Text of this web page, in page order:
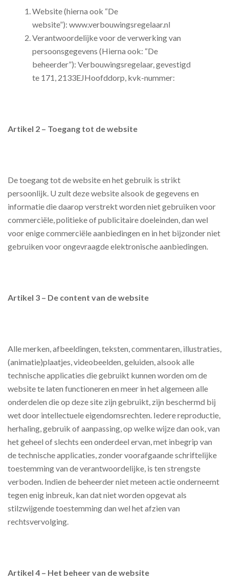
Website (hierna ook “De
website”): www.verbouwingsregelaar.nl
Verantwoordelijke voor de verwerking van
persoonsgegevens (Hierna ook: “De
beheerder”): Verbouwingsregelaar, gevestigd
te 171, 2133EJHoofddorp, kvk-nummer:
Artikel 2 – Toegang tot de website
De toegang tot de website en het gebruik is strikt
persoonlijk. U zult deze website alsook de gegevens en
informatie die daarop verstrekt worden niet gebruiken voor
commerciële, politieke of publicitaire doeleinden, dan wel
voor enige commerciële aanbiedingen en in het bijzonder niet
gebruiken voor ongevraagde elektronische aanbiedingen.
Artikel 3 – De content van de website
Alle merken, afbeeldingen, teksten, commentaren, illustraties,
(animatie)plaatjes, videobeelden, geluiden, alsook alle
technische applicaties die gebruikt kunnen worden om de
website te laten functioneren en meer in het algemeen alle
onderdelen die op deze site zijn gebruikt, zijn beschermd bij
wet door intellectuele eigendomsrechten. Iedere reproductie,
herhaling, gebruik of aanpassing, op welke wijze dan ook, van
het geheel of slechts een onderdeel ervan, met inbegrip van
de technische applicaties, zonder voorafgaande schriftelijke
toestemming van de verantwoordelijke, is ten strengste
verboden. Indien de beheerder niet meteen actie onderneemt
tegen enig inbreuk, kan dat niet worden opgevat als
stilzwijgende toestemming dan wel het afzien van
rechtsvervolging.
Artikel 4 – Het beheer van de website